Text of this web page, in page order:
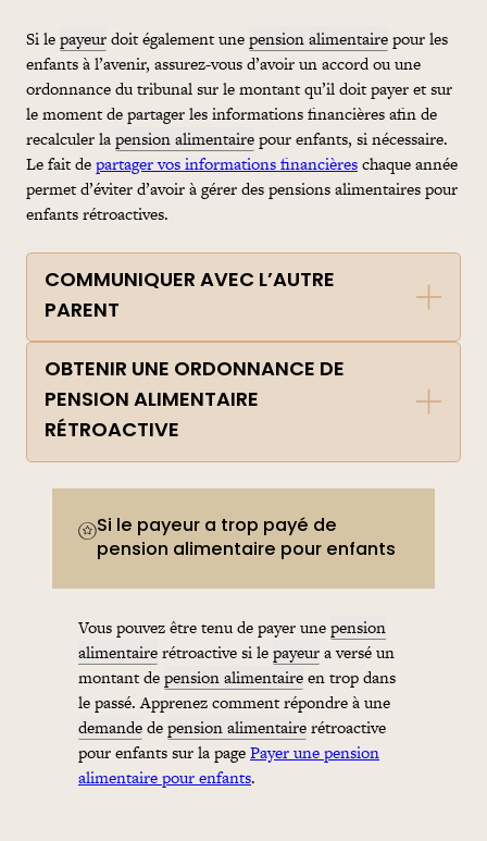
Si lepayeurdoit également unepension alimentairepour les
enfants à l’avenir, assurez-vous d’avoir un accord ou une
ordonnance du tribunal sur le montant qu’il doit payer et sur
le moment de partager les informations financières afin de
recalculer lapension alimentairepour enfants, si nécessaire.
Le fait departager vos informations financièreschaque année
permet d’éviter d’avoir à gérer des pensions alimentaires pour
enfants rétroactives.
COMMUNIQUER AVEC L’AUTRE
PARENT
OBTENIR UNE ORDONNANCE DE
PENSION ALIMENTAIRE
RÉTROACTIVE
Si le payeur a trop payé de
pension alimentaire pour enfants
Vous pouvez être tenu de payer unepension
alimentairerétroactive si lepayeura versé un
montant depension alimentaireen trop dans
le passé. Apprenez comment répondre à une
demandedepension alimentairerétroactive
pour enfants sur la pagePayer une pension
alimentaire pour enfants.